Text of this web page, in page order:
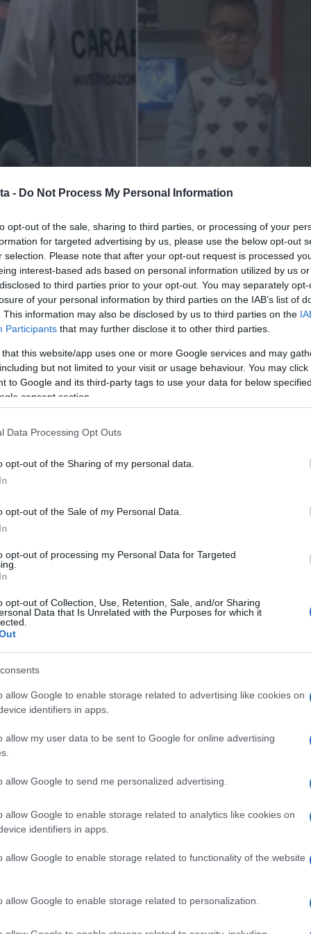
- Do Not Process My Personal Information
opt-out of the sale, sharing to third parties, or processing of your
for targeted advertising by us, please use the below opt-out
selection. Please note that after your opt-out request is processed
interest-based ads based on personal information utilized by us
to third parties prior to your opt-out. You may separately
of your personal information by third parties on the IAB’s list of
This information may also be disclosed by us to third parties on the
Participants that may further disclose it to other third parties.
that this website/app uses one or more Google services and may
but not limited to your visit or usage behaviour. You may
to Google and its third-party tags to use your data for below
consent section.
Data Processing Opt Outs
opt-out of the Sharing of my personal data.
opt-out of the Sale of my Personal Data.
opt-out of processing my Personal Data for Targeted
opt-out of Collection, Use, Retention, Sale, and/or Sharing
Data that Is Unrelated with the Purposes for which it
allow Google to enable storage related to advertising like cookies on
identifiers in apps.
allow my user data to be sent to Google for online advertising
allow Google to send me personalized advertising.
allow Google to enable storage related to analytics like cookies on
identifiers in apps.
allow Google to enable storage related to functionality of the website
allow Google to enable storage related to personalization.
figlio Matias agonizzate, sul letto, tutto
di 10 anni era stato accoltellato alla gola lo
per omicidio volontario il padreMirko
lei, la donna e madre, mai il figlio. La
ricoverata in stato di shock.
voglio più entrarci”
, in provincia di
è stata avviata tra i cittadini del suo
è arrivata in Italia dall’Albania nel 2005
anni, gommista polacco, è stato trasportato
di Viterbo. Avrebbe espresso tendenze
e psicologi. È tornata a Vetralla a casa della
ringraziare chi ha mostrato solidarietà ma
“Io, in questo momento di grande dolore
quello che sto provando